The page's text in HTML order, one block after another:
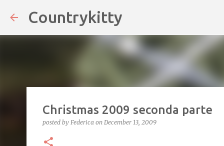
Countrykitty
Christmas 2009 seconda parte
posted by Federica on December 13, 2009